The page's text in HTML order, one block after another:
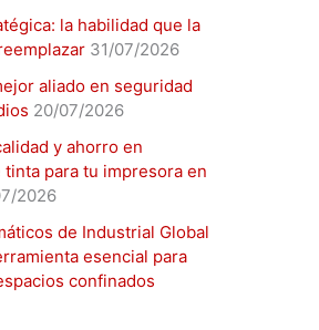
la habilidad que la
31/07/2026
aliado en seguridad
20/07/2026
y ahorro en
para tu impresora en
2026
de Industrial Global
esencial para
confinados